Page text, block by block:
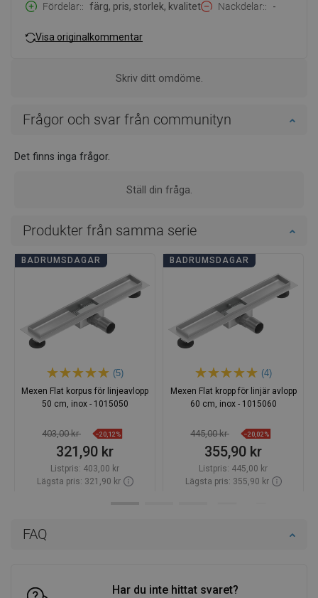
FAQ
Har du inte hittat svaret?
Fördelar:
färg, pris, storlek, kvalitet Nackdelar: -
Visa originalkommentar
Skriv ditt omdöme.
Frågor och svar från communityn
Det finns inga frågor.
Ställ din fråga.
Produkter från samma serie
BADRUMSDAGAR
(5)
Mexen Flat korpus för linjeavlopp
50 cm, inox - 1015050
403,00 kr −20,12%
321,90 kr
Listpris: 403,00 kr
Lägsta pris: 321,90 kr
BADRUMSDAGAR
(4)
Mexen Flat kropp för linjär avlopp
60 cm, inox - 1015060
445,00 kr −20,02%
355,90 kr
Listpris: 445,00 kr
Lägsta pris: 355,90 kr